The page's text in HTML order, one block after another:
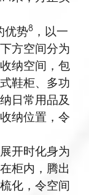
优势8 ，以一
方空间分为
纳空间，包
鞋柜、多功
日常用品及
纳位置，令
开时化身为
柜内，腾出
化，令空间